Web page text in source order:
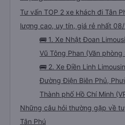
xế đưa đón đã đưa tôi đến đúng nơi. Tôi
vọng được gặp bạn lần nữa.
Tư vấn TOP 2 xe khách đi Tân
lượng cao, uy tín, giá rẻ nhất
🚌 1. Xe Nhật Đoan
Vũ Tông Phan (Văn phòng
🚌 2. Xe Điền Linh
Đường Điện Biên Phủ,
Thành phố Hồ Chí Minh
Những câu hỏi thường gặp về
Tân Phú